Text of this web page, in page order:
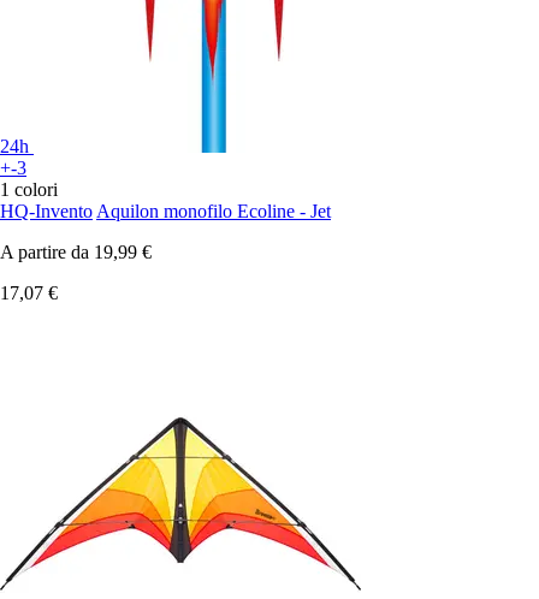
24h
+-3
1 colori
HQ-Invento Aquilon monofilo Ecoline - Jet
A partire da 19,99 €
17,07 €